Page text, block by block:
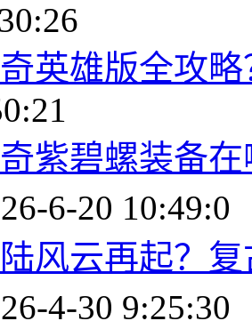
英雄版全攻
紫碧螺装备
6-20 10:49:0
风云再起？
4-30 9:25:30